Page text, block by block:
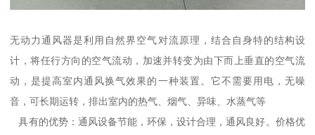
无动力通风器是利用自然界空气对流原理，结合自身特的结构设
计，将任行方向的空气流动，加速并转变为由下而上垂直的空气流
动，是提高室内通风换气效果的一种装置。它不需要用电，无噪
音，可长期运转，排出室内的热气、烟气、异味、水蒸气等
具有的优势：通风设备节能，环保，设计合理，通风良好。价格优